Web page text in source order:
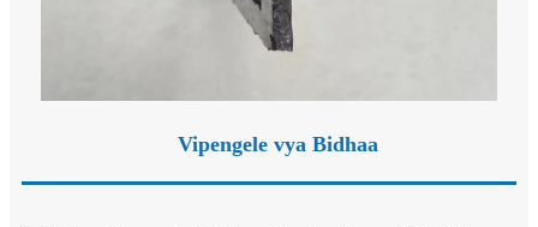
Vipengele vya Bidhaa